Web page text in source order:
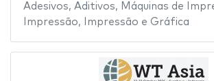
Adesivos, Aditivos, Máquinas de
Impressão, Impressão e Gráfica